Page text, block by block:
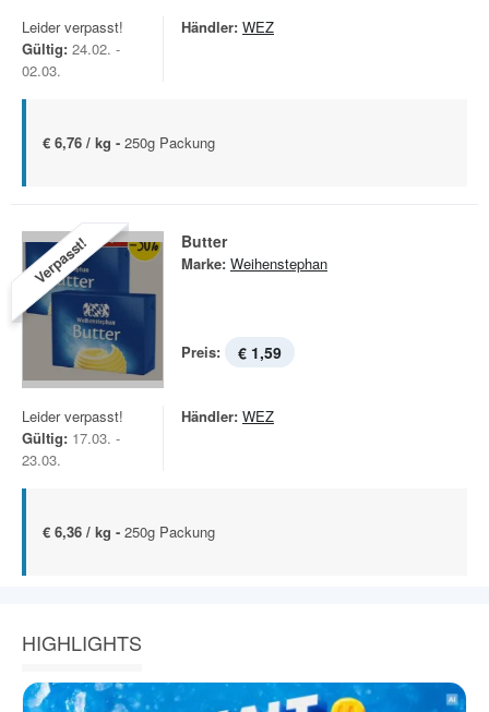
Leider verpasst!
Gültig: 24.02. -
02.03.
Händler: WEZ
€ 6,76 / kg - 250g Packung
Verpasst! Butter
Marke: Weihenstephan
Preis: € 1,59
Leider verpasst!
Gültig: 17.03. -
23.03.
Händler: WEZ
€ 6,36 / kg - 250g Packung
HIGHLIGHTS